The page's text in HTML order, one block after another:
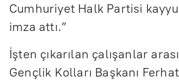
Cumhuriyet Halk Partisi
imza attı.”
İşten çıkarılan çalışanlar
Gençlik Kolları Başkanı